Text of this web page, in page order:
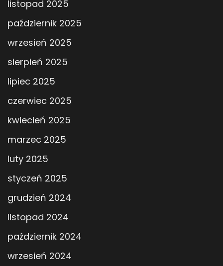
listopad 2025
październik 2025
wrzesień 2025
sierpień 2025
lipiec 2025
czerwiec 2025
kwiecień 2025
marzec 2025
luty 2025
styczeń 2025
grudzień 2024
listopad 2024
październik 2024
wrzesień 2024